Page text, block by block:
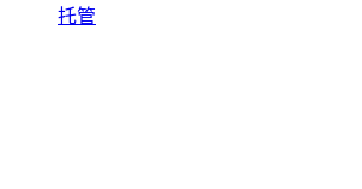
托管